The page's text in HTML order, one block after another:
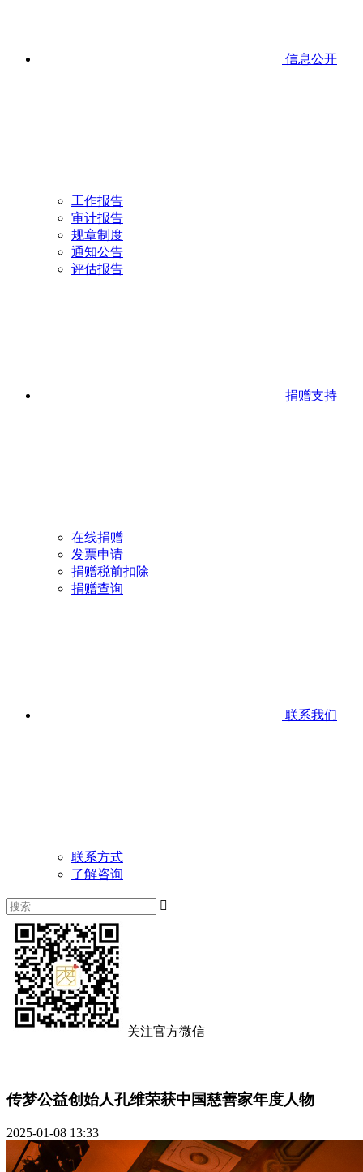
信息公开
工作报告
审计报告
规章制度
通知公告
评估报告
捐赠支持
在线捐赠
发票申请
捐赠税前扣除
捐赠查询
联系我们
联系方式
了解咨询

关注官方微信
传梦公益创始人孔维荣获中国慈善家年度人物
2025-01-08 13:33